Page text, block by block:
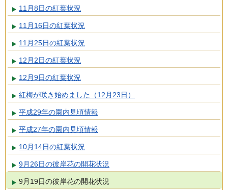
11月8日の紅葉状況
11月16日の紅葉状況
11月25日の紅葉状況
12月2日の紅葉状況
12月9日の紅葉状況
紅梅が咲き始めました（12月23日）
平成29年の園内見頃情報
平成27年の園内見頃情報
10月14日の紅葉状況
9月26日の彼岸花の開花状況
9月19日の彼岸花の開花状況